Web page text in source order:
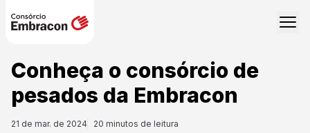
Conheça o consórcio de
pesados da Embracon
21 de mar. de 2024 20 minutos de leitura